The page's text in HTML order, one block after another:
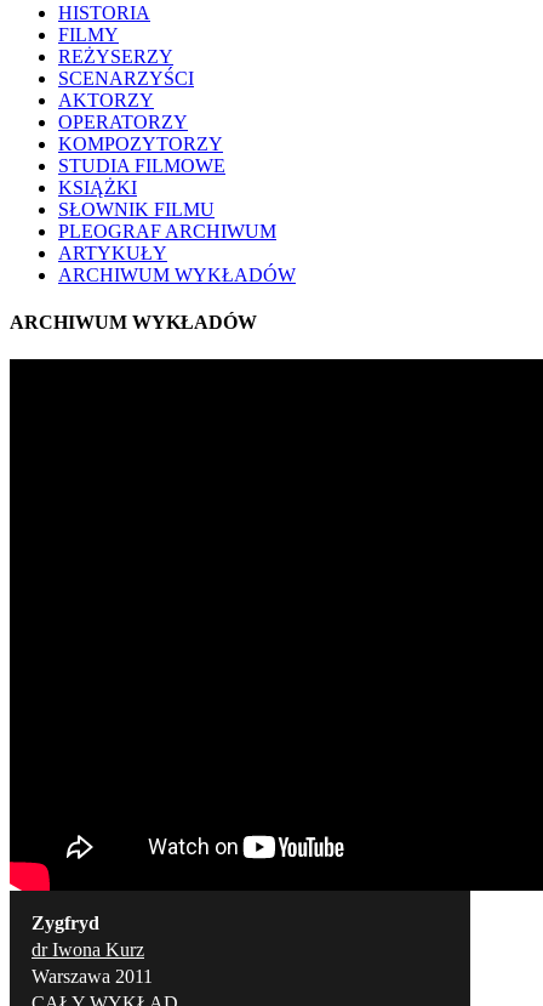
HISTORIA
FILMY
REŻYSERZY
SCENARZYŚCI
AKTORZY
OPERATORZY
KOMPOZYTORZY
STUDIA FILMOWE
KSIĄŻKI
SŁOWNIK FILMU
PLEOGRAF ARCHIWUM
ARTYKUŁY
ARCHIWUM WYKŁADÓW
ARCHIWUM WYKŁADÓW
Zygfryd
dr Iwona Kurz
Warszawa 2011